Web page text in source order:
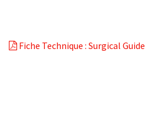
Fiche Technique : Surgical Guide